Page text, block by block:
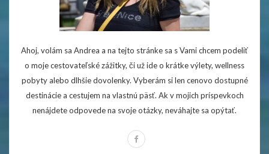
Ahoj, volám sa Andrea a na tejto stránke sa s Vami chcem podeliť
o moje cestovateľské zážitky, či už ide o krátke výlety, wellness
pobyty alebo dlhšie dovolenky. Vyberám si len cenovo dostupné
destinácie a cestujem na vlastnú päsť. Ak v mojich príspevkoch
nenájdete odpovede na svoje otázky, neváhajte sa opýtať.